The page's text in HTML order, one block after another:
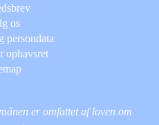
os
persondata
ophavsret
er omfattet af loven om